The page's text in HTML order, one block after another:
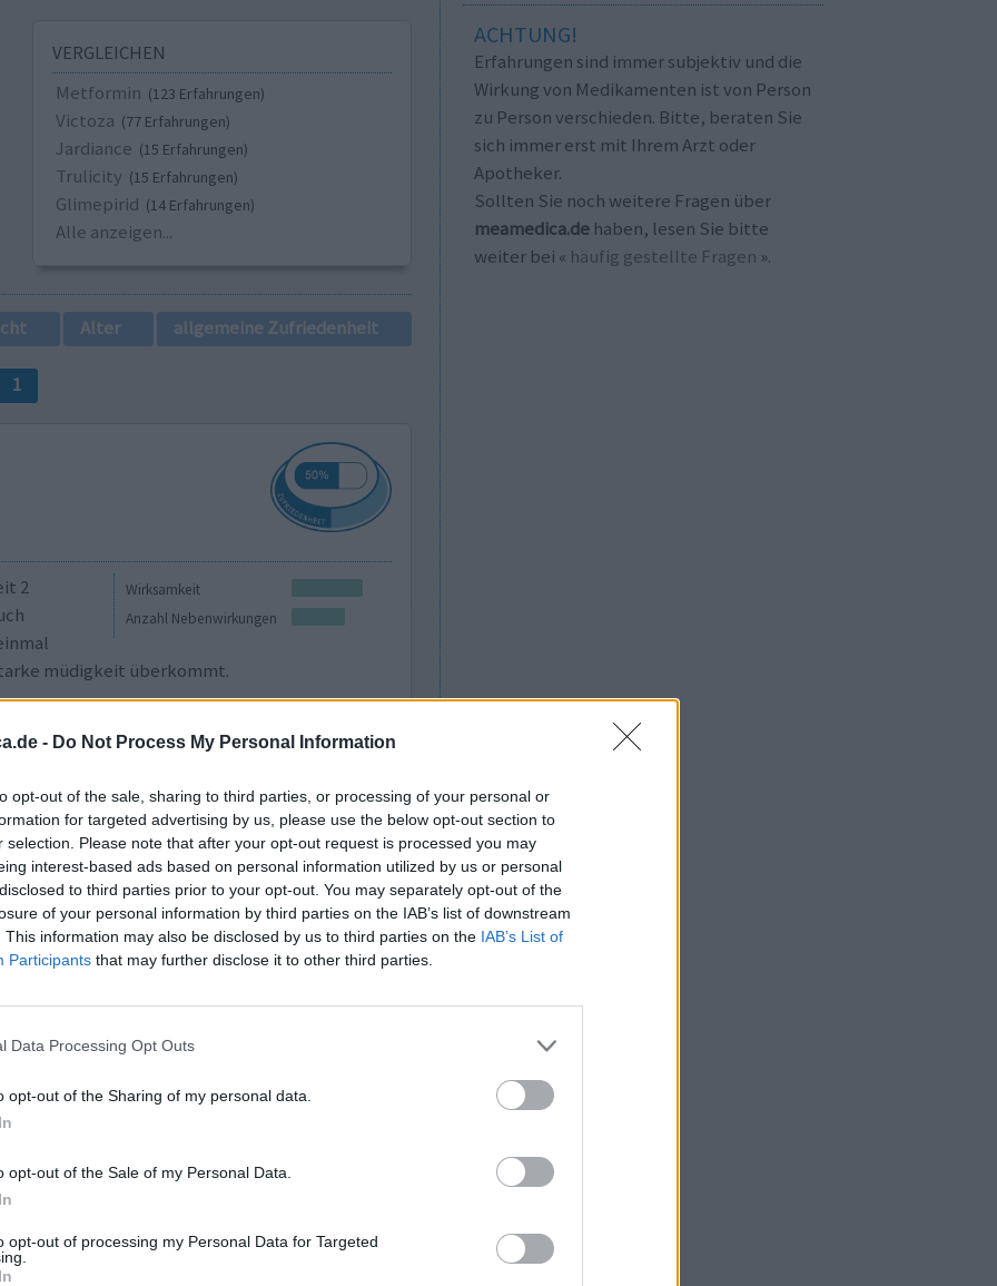
- Do Not Process My Personal Information
opt-out of the sale, sharing to third parties, or processing of your personal or
for targeted advertising by us, please use the below opt-out section to
selection. Please note that after your opt-out request is processed you may
interest-based ads based on personal information utilized by us or personal
to third parties prior to your opt-out. You may separately opt-out of the
of your personal information by third parties on the IAB’s list of downstream
This information may also be disclosed by us to third parties on the IAB’s List of
Participants that may further disclose it to other third parties.
Data Processing Opt Outs
opt-out of the Sharing of my personal data.
opt-out of the Sale of my Personal Data.
opt-out of processing my Personal Data for Targeted
VERGLEICHEN
Metformin (123 Erfahrungen)
Victoza (77 Erfahrungen)
Jardiance (15 Erfahrungen)
Trulicity (15 Erfahrungen)
Glimepirid (14 Erfahrungen)
Alle anzeigen...
Alter allgemeine Zufriedenheit
1
Wirksamkeit
Anzahl Nebenwirkungen
2
müdigkeit überkommt.
Wirksamkeit
dann
0 Kommentare
ACHTUNG!
Erfahrungen sind immer subjektiv und die
Wirkung von Medikamenten ist von Person
zu Person verschieden. Bitte, beraten Sie
sich immer erst mit Ihrem Arzt oder
Apotheker.
Sollten Sie noch weitere Fragen über
meamedica.de haben, lesen Sie bitte
weiter bei « häufig gestellte Fragen ».